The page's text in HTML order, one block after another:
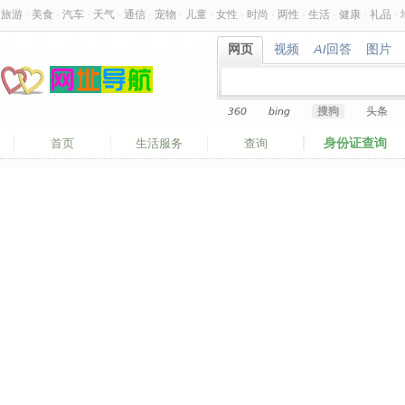
旅游 美食 汽车 天气 通信 宠物 儿童 女性 时尚 两性 生活 健康 礼品
网页
网页 视频
视频 AI回答
AI回答 图片
图片
360 bing 搜狗 头条
首页 生活服务 查询 身份证查询